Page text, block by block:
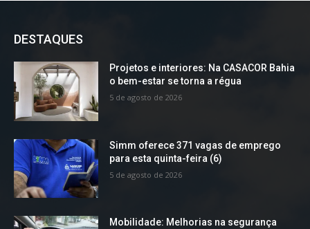
DESTAQUES
Projetos e interiores: Na CASACOR Bahia
o bem-estar se torna a régua
5 de agosto de 2026
Simm oferece 371 vagas de emprego
para esta quinta-feira (6)
5 de agosto de 2026
Mobilidade: Melhorias na segurança